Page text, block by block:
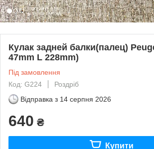
Кулак задней балки(палец)
47mm L 228mm)
Під замовлення
Код: G224
Роздріб
Відправка з 14 серпня 2026
640 ₴
Купити